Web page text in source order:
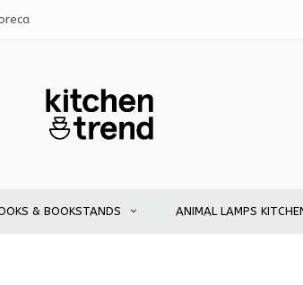
& BOOKSTANDS ANIMAL LAMPS